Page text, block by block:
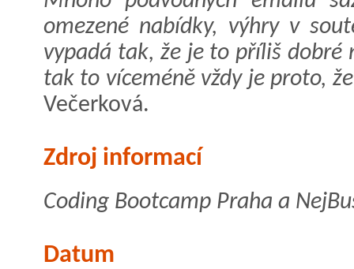
omezené nabídky, výhry v
vypadá tak, že je to příliš
tak to víceméně vždy je proto,
Večerková.
Zdroj informací
Coding Bootcamp Praha a
Datum